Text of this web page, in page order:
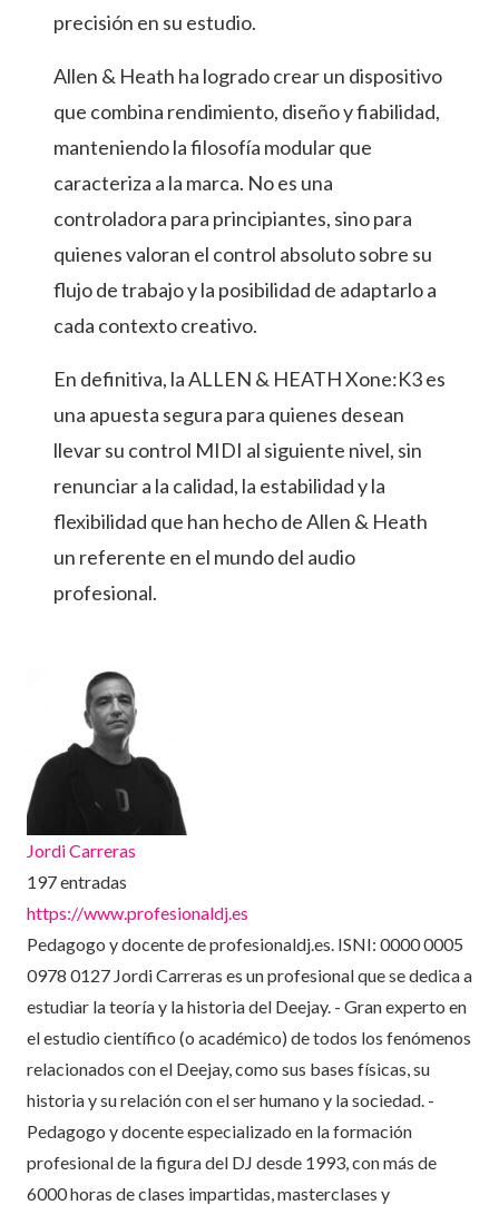
precisión en su estudio.
Allen & Heath ha logrado crear un dispositivo
que combina rendimiento, diseño y fiabilidad,
manteniendo la filosofía modular que
caracteriza a la marca. No es una
controladora para principiantes, sino para
quienes valoran el control absoluto sobre su
flujo de trabajo y la posibilidad de adaptarlo a
cada contexto creativo.
En definitiva, la ALLEN & HEATH Xone:K3 es
una apuesta segura para quienes desean
llevar su control MIDI al siguiente nivel, sin
renunciar a la calidad, la estabilidad y la
flexibilidad que han hecho de Allen & Heath
un referente en el mundo del audio
profesional.
Jordi Carreras
197 entradas
https://www.profesionaldj.es
Pedagogo y docente de profesionaldj.es. ISNI: 0000 0005
0978 0127 Jordi Carreras es un profesional que se dedica a
estudiar la teoría y la historia del Deejay. - Gran experto en
el estudio científico (o académico) de todos los fenómenos
relacionados con el Deejay, como sus bases físicas, su
historia y su relación con el ser humano y la sociedad. -
Pedagogo y docente especializado en la formación
profesional de la figura del DJ desde 1993, con más de
6000 horas de clases impartidas, masterclases y